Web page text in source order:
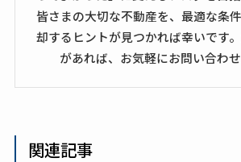
皆さまの大切な不動産を、最適な条
却するヒントが見つかれば幸いです
があれば、お気軽にお問い合わせ
関連記事